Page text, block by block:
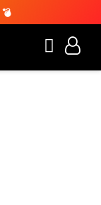
💣